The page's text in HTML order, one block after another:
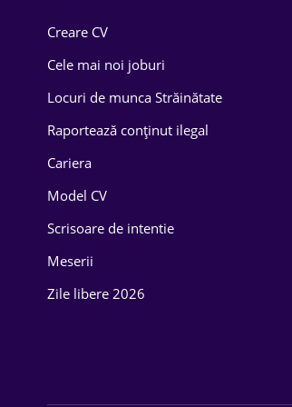
Drept
Educație / Training
Energetică
Farma
Creare CV
Cele mai noi joburi
Locuri de munca Străinătate
Raportează conținut ilegal
Cariera
Model CV
Scrisoare de intentie
Meserii
Zile libere 2026